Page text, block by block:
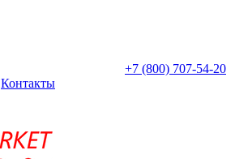
+7 (800) 707-54-20
Контакты